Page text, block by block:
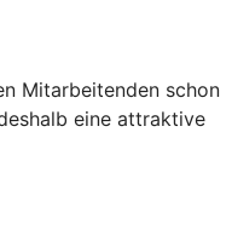
Mitarbeitenden schon
eine attraktive